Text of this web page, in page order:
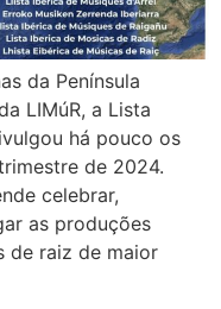
da Península
LIMúR, a Lista
há pouco os
de 2024.
celebrar,
as produções
de raiz de maior